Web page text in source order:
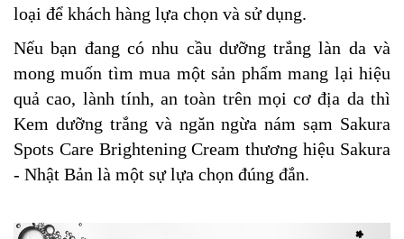
loại để khách hàng lựa chọn và sử dụng.
Nếu bạn đang có nhu cầu dưỡng trắng làn da và
mong muốn tìm mua một sản phẩm mang lại hiệu
quả cao, lành tính, an toàn trên mọi cơ địa da thì
Kem dưỡng trắng và ngăn ngừa nám sạm Sakura
Spots Care Brightening Cream thương hiệu Sakura
- Nhật Bản là một sự lựa chọn đúng đắn.